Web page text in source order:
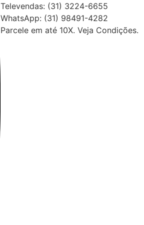
Televendas: (31) 3224-6655
WhatsApp: (31) 98491-4282
Parcele em até 10X. Veja Condições.